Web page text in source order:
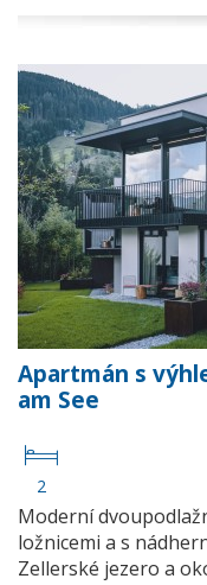
Apartmán s
am See
2
Moderní
ložnicemi a s
Zellerské jezero a